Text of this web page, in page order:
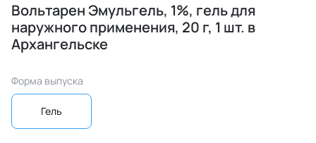
Вольтарен Эмульгель, 1%, гель для
наружного применения, 20 г, 1 шт. в
Архангельске
Форма выпуска
Гель